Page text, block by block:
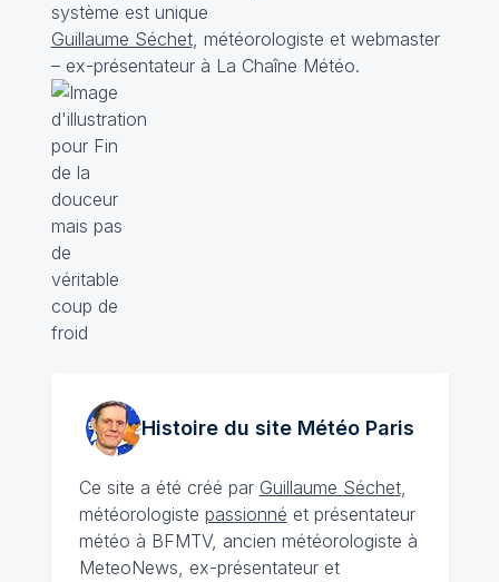
système est unique
Guillaume Séchet, météorologiste et webmaster
– ex-présentateur à La Chaîne Météo.
Histoire du site MétéoParis
Ce site a été créé par Guillaume Séchet,
météorologiste passionné et présentateur
météo à BFMTV, ancien météorologiste à
MeteoNews, ex-présentateur et